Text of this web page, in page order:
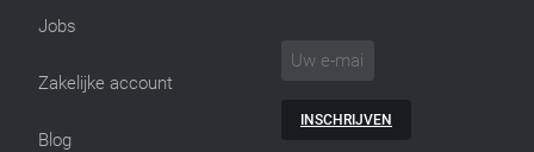
Jobs
Zakelijke account
Blog
INSCHRIJVEN